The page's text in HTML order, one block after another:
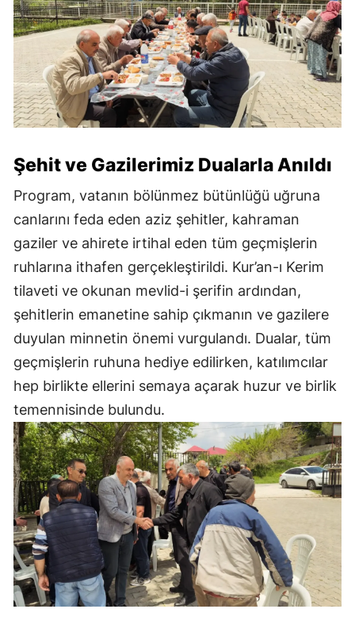
Şehit ve Gazilerimiz Dualarla Anıldı
Program, vatanın bölünmez bütünlüğü uğruna
canlarını feda eden aziz şehitler, kahraman
gaziler ve ahirete irtihal eden tüm geçmişlerin
ruhlarına ithafen gerçekleştirildi. Kur’an-ı Kerim
tilaveti ve okunan mevlid-i şerifin ardından,
şehitlerin emanetine sahip çıkmanın ve gazilere
duyulan minnetin önemi vurgulandı. Dualar, tüm
geçmişlerin ruhuna hediye edilirken, katılımcılar
hep birlikte ellerini semaya açarak huzur ve birlik
temennisinde bulundu.